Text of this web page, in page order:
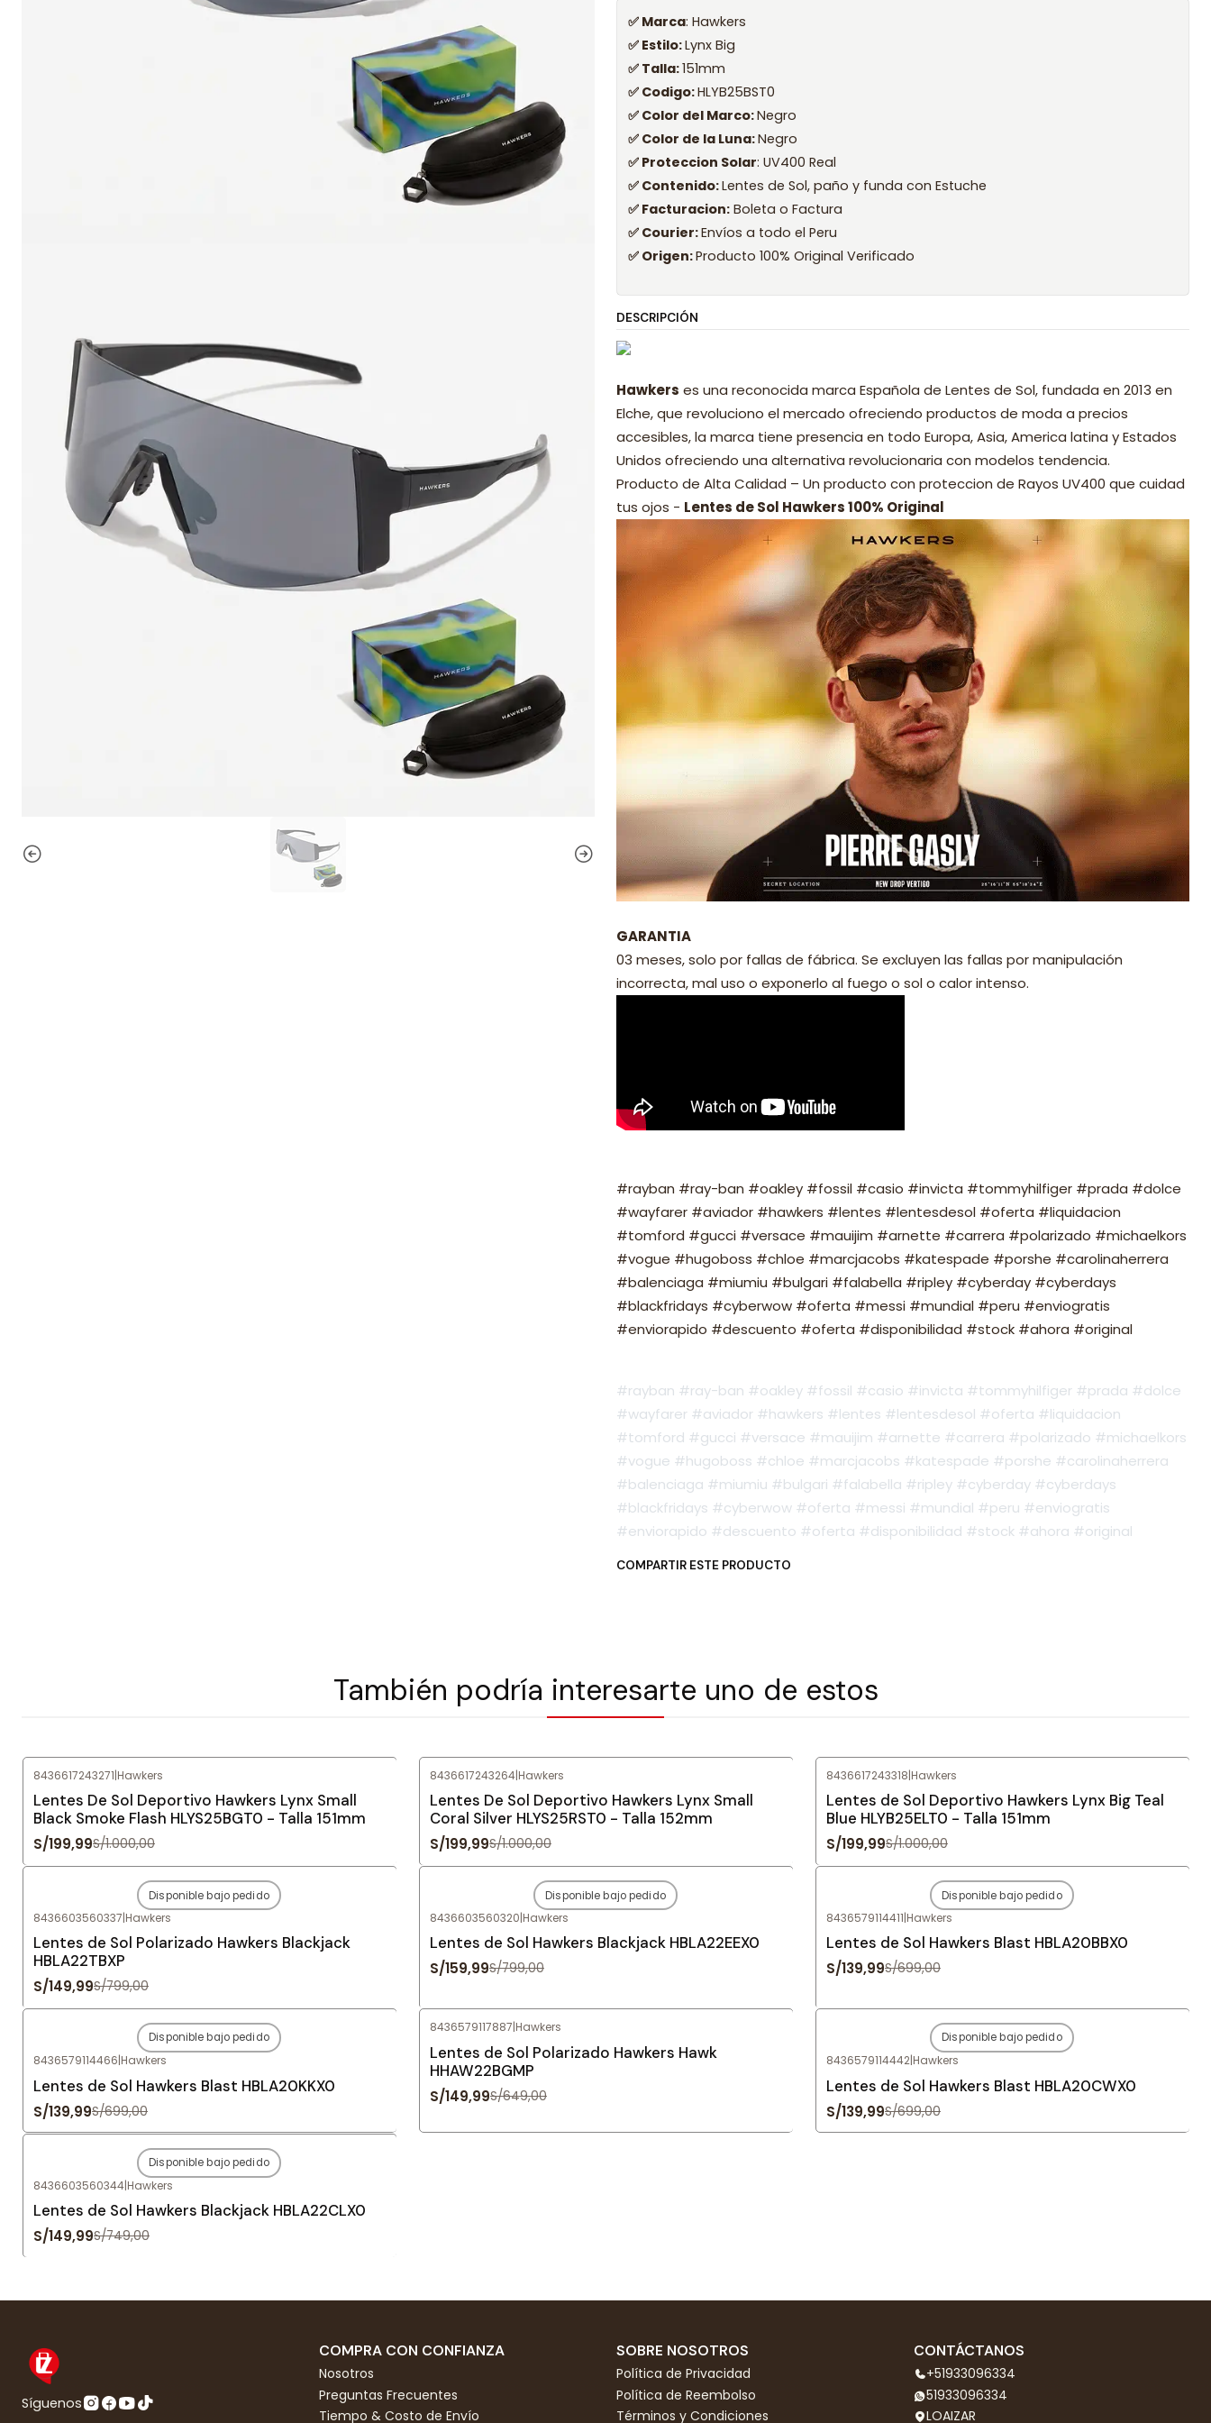
✅ Marca: Hawkers
✅ Estilo:Lynx Big
✅ Talla:151mm
✅ Codigo:HLYB25BST0
✅ Color del Marco:Negro
✅ Color de la Luna:Negro
✅ Proteccion Solar: UV400 Real
✅ Contenido:Lentes de Sol, paño y funda con Estuche
✅ Facturacion: Boleta o Factura
✅ Courier:Envíos a todo el Peru
✅ Origen:Producto 100% Original Verificado
DESCRIPCIÓN
Hawkers es una reconocida marca Española de Lentes de Sol, fundada en 2013 en
Elche, que revoluciono el mercado ofreciendo productos de moda a precios
accesibles, la marca tiene presencia en todo Europa, Asia, America latina y Estados
Unidos ofreciendo una alternativa revolucionaria con modelos tendencia.
Producto de Alta Calidad – Un producto con proteccion de Rayos UV400 que cuidad
tus ojos - Lentes de Sol Hawkers 100% Original
GARANTIA
03 meses, solo por fallas de fábrica. Se excluyen las fallas por manipulación
incorrecta, mal uso o exponerlo al fuego o sol o calor intenso.
#rayban #ray-ban #oakley #fossil #casio #invicta #tommyhilfiger #prada #dolce
#wayfarer #aviador #hawkers #lentes #lentesdesol #oferta #liquidacion
#tomford #gucci #versace #mauijim #arnette #carrera #polarizado #michaelkors
#vogue #hugoboss #chloe #marcjacobs #katespade #porshe #carolinaherrera
#balenciaga #miumiu #bulgari #falabella #ripley #cyberday #cyberdays
#blackfridays #cyberwow #oferta #messi #mundial #peru #enviogratis
#enviorapido #descuento #oferta #disponibilidad #stock #ahora #original
#rayban #ray-ban #oakley #fossil #casio #invicta #tommyhilfiger #prada #dolce
#wayfarer #aviador #hawkers #lentes #lentesdesol #oferta #liquidacion
#tomford #gucci #versace #mauijim #arnette #carrera #polarizado #michaelkors
#vogue #hugoboss #chloe #marcjacobs #katespade #porshe #carolinaherrera
#balenciaga #miumiu #bulgari #falabella #ripley #cyberday #cyberdays
#blackfridays #cyberwow #oferta #messi #mundial #peru #enviogratis
#enviorapido #descuento #oferta #disponibilidad #stock #ahora #original
COMPARTIR ESTE PRODUCTO
También podría interesarte uno de estos
8436617243271|Hawkers
Lentes De Sol Deportivo Hawkers Lynx Small
Black Smoke Flash HLYS25BGT0 - Talla 151mm
S/199,99S/1.000,00
8436617243264|Hawkers
Lentes De Sol Deportivo Hawkers Lynx Small
Coral Silver HLYS25RST0 - Talla 152mm
S/199,99S/1.000,00
8436617243318|Hawkers
Lentes de Sol Deportivo Hawkers Lynx Big Teal
Blue HLYB25ELT0 - Talla 151mm
S/199,99S/1.000,00
Agotado
Disponible bajo pedido
8436603560337|Hawkers
Lentes de Sol Polarizado Hawkers Blackjack
HBLA22TBXP
S/149,99S/799,00
Agotado
Disponible bajo pedido
8436603560320|Hawkers
Lentes de Sol Hawkers Blackjack HBLA22EEX0
S/159,99S/799,00
Agotado
Disponible bajo pedido
8436579114411|Hawkers
Lentes de Sol Hawkers Blast HBLA20BBX0
S/139,99S/699,00
Agotado
Disponible bajo pedido
8436579114466|Hawkers
Lentes de Sol Hawkers Blast HBLA20KKX0
S/139,99S/699,00
8436579117887|Hawkers
Lentes de Sol Polarizado Hawkers Hawk
HHAW22BGMP
S/149,99S/649,00
Agotado
Disponible bajo pedido
8436579114442|Hawkers
Lentes de Sol Hawkers Blast HBLA20CWX0
S/139,99S/699,00
Agotado
Disponible bajo pedido
8436603560344|Hawkers
Lentes de Sol Hawkers Blackjack HBLA22CLX0
S/149,99S/749,00
Síguenos
COMPRA CON CONFIANZA
Nosotros
Preguntas Frecuentes
Tiempo & Costo de Envío
SOBRE NOSOTROS
Política de Privacidad
Política de Reembolso
Términos y Condiciones
CONTÁCTANOS
+51933096334
51933096334
LOAIZAR